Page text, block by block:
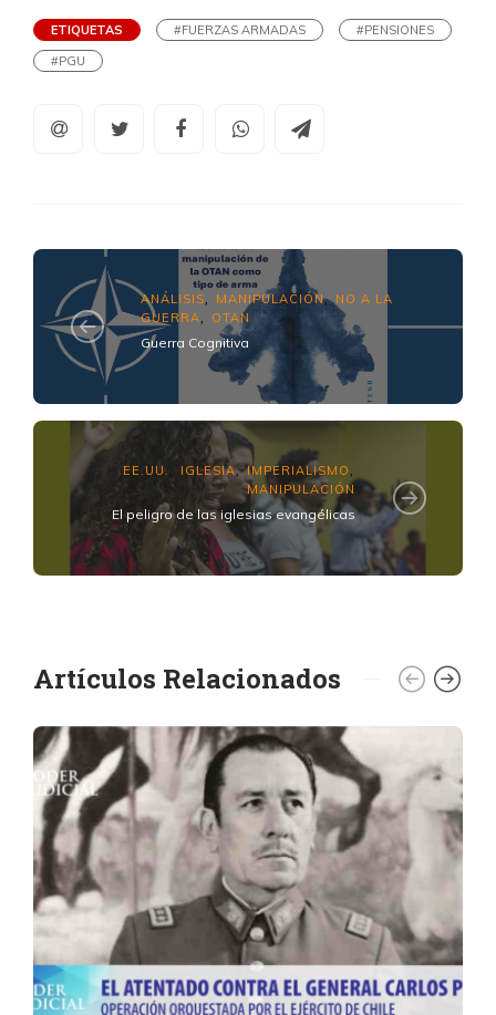
ETIQUETAS #FUERZAS ARMADAS
#PENSIONES
#PGU
ANÁLISIS MANIPULACIÓN, NO A LA
GUERRA
OTAN
Guerra Cognitiva
EE.UU. IGLESIA,IMPERIALISMO
MANIPULACIÓN
El peligro de las iglesias evangélicas
Artículos Relacionados